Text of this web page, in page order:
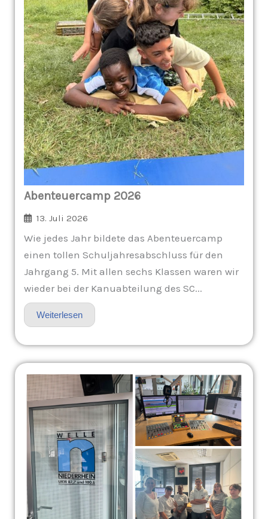
Abenteuercamp 2026
13. Juli 2026
Wie jedes Jahr bildete das Abenteuercamp
einen tollen Schuljahresabschluss für den
Jahrgang 5. Mit allen sechs Klassen waren wir
wieder bei der Kanuabteilung des SC...
Weiterlesen